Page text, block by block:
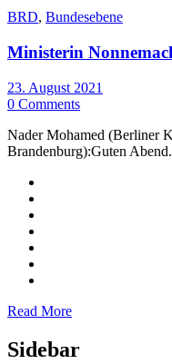
BRD, Bundesebene
Ministerin
23. August 2021
0 Comments
Nader Mohamed (Berliner
Brandenburg):Guten
Read More
Sidebar